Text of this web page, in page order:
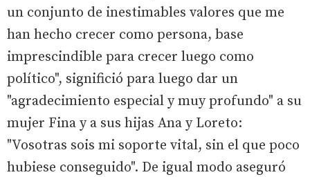
un conjunto de inestimables valores que me
han hecho crecer como persona, base
imprescindible para crecer luego como
político", significió para luego dar un
"agradecimiento especial y muy profundo" a su
mujer Fina y a sus hijas Ana y Loreto:
"Vosotras sois mi soporte vital, sin el que poco
hubiese conseguido". De igual modo aseguró